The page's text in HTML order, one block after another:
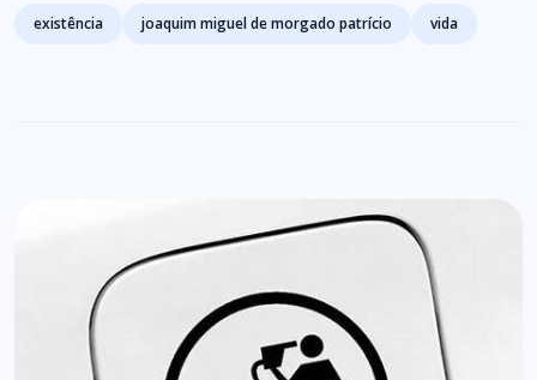
Tags
existência joaquim miguel de morgado patrício vida